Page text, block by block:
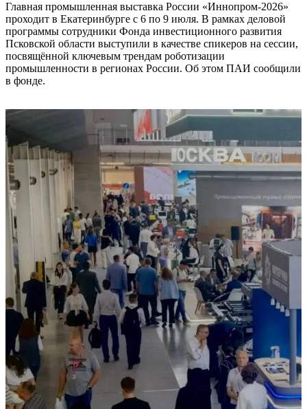
Главная промышленная выставка России «Иннопром-2026»
проходит в Екатеринбурге с 6 по 9 июля. В рамках деловой
программы сотрудники Фонда инвестиционного развития
Псковской области выступили в качестве спикеров на сессии,
посвящённой ключевым трендам роботизации
промышленности в регионах России. Об этом ПАИ сообщили
в фонде.